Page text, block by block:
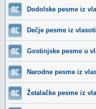
Dodolske pesme iz
Dečje pesme iz
Gostinjske pesme u
Narodne pesme iz
Žetalačke pesme iz